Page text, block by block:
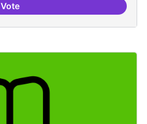
VoteEspai grades democràtiques